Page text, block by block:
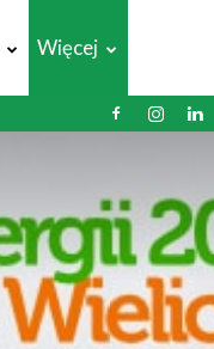
Więcej